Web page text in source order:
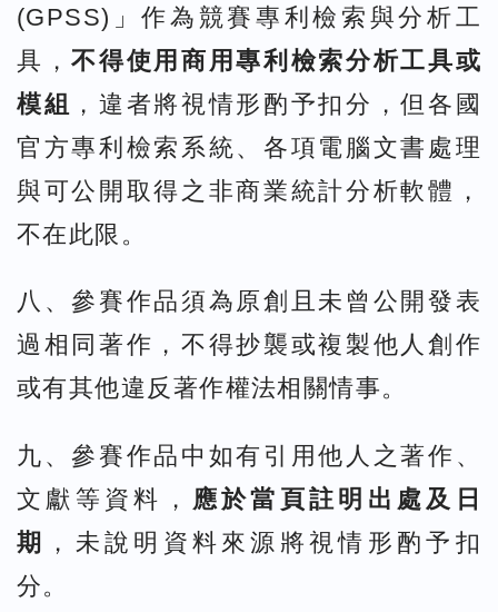
(GPSS)」作為競賽專利檢索與分析工
具，不得使用商用專利檢索分析工具或
模組
，違者將視情形酌予扣分，但各國
官方專利檢索系統、各項電腦文書處理
與可公開取得之非商業統計分析軟體，
不在此限。
八、參賽作品須為原創且未曾公開發表
過相同著作，不得抄襲或複製他人創作
或有其他違反著作權法相關情事。
九、參賽作品中如有引用他人之著作、
文獻等資料， 應於當頁註明出處及日
期
，未說明資料來源將視情形酌予扣
分。